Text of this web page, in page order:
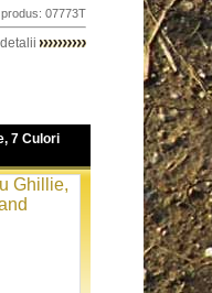
07773T
detalii
7 Culori